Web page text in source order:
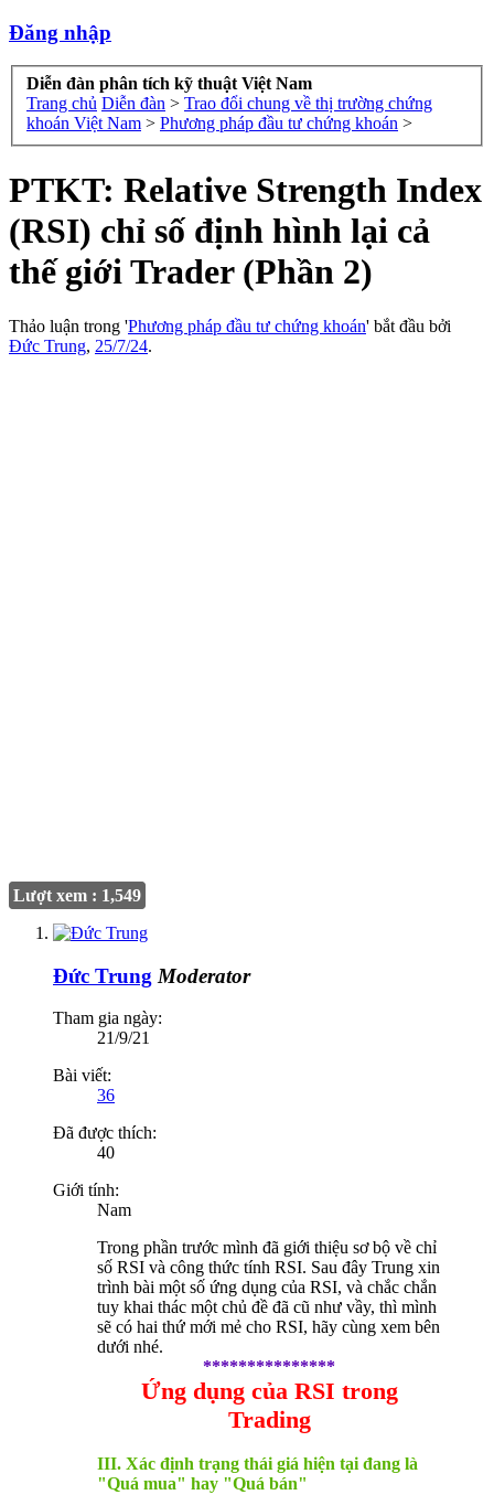
Đăng nhập
Diễn đàn phân tích kỹ thuật Việt Nam
Trang chủ Diễn đàn > Trao đổi chung về thị trường chứng
khoán Việt Nam > Phương pháp đầu tư chứng khoán >
PTKT: Relative Strength Index
(RSI) chỉ số định hình lại cả
thế giới Trader (Phần 2)
Thảo luận trong 'Phương pháp đầu tư chứng khoán' bắt đầu bởi
Đức Trung, 25/7/24.
Lượt xem : 1,549
Đức Trung Moderator
Tham gia ngày:
21/9/21
Bài viết:
36
Đã được thích:
40
Giới tính:
Nam
Trong phần trước mình đã giới thiệu sơ bộ về chỉ
số RSI và công thức tính RSI. Sau đây Trung xin
trình bài một số ứng dụng của RSI, và chắc chắn
tuy khai thác một chủ đề đã cũ như vầy, thì mình
sẽ có hai thứ mới mẻ cho RSI, hãy cùng xem bên
dưới nhé.
***************
Ứng dụng của RSI trong
Trading
III. Xác định trạng thái giá hiện tại đang là
"Quá mua" hay "Quá bán"